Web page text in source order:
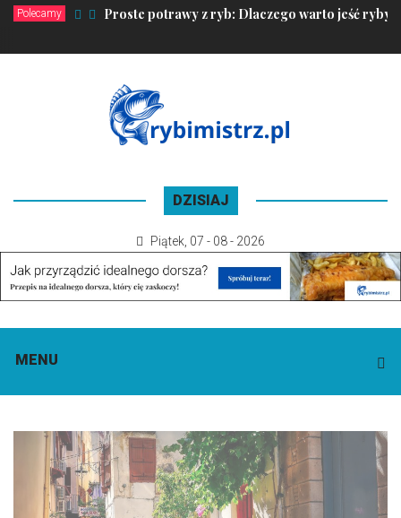
Polecamy Proste potrawy z ryb: Dlaczego warto jeść ryby?
DZISIAJ
Piątek 07 - 08 - 2026
MENU